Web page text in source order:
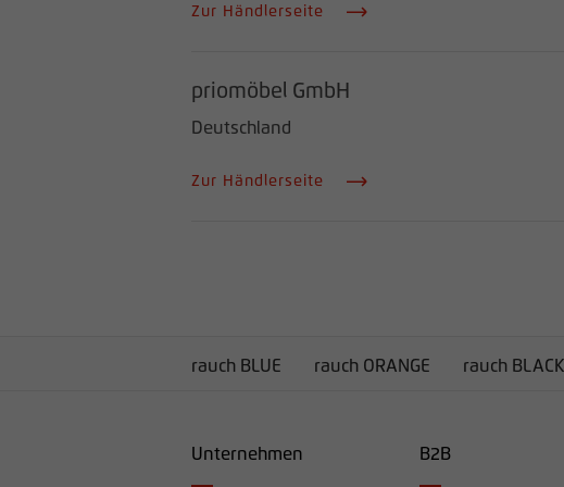
Zur Händlerseite
priomöbel GmbH
Deutschland
Zur Händlerseite
rauch BLUE rauch ORANGE rauch BLACK
Unternehmen B2B